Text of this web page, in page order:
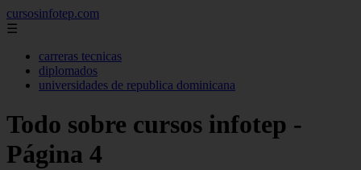
cursosinfotep.com
☰
carreras tecnicas
diplomados
universidades de republica dominicana
Todo sobre cursos infotep -
Página 4